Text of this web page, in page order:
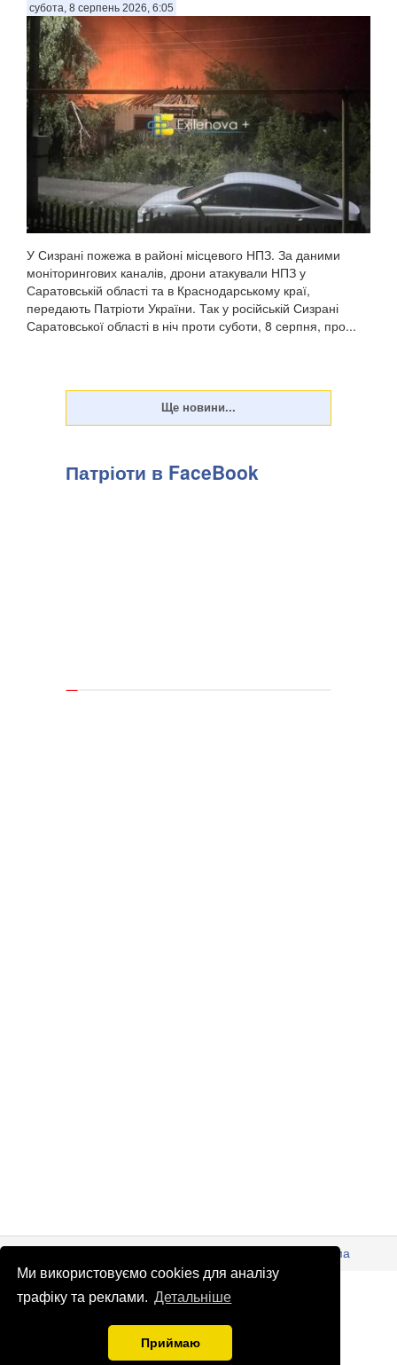
Ми використовуємо cookies для аналізу
трафіку та реклами. Детальніше
Приймаю
субота, 8 серпень 2026, 6:05
У Сизрані пожежа в районі місцевого НПЗ. За даними
моніторингових каналів, дрони атакували НПЗ у
Саратовській області та в Краснодарському краї,
передають Патріоти України. Так у російській Сизрані
Саратовської області в ніч проти суботи, 8 серпня, про...
Патріоти в FaceBook
© Патріоти України 2026
Реклама
patrioty.org.ua